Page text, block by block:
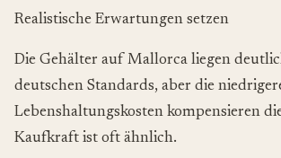
Realistische Erwartungen setzen
Die Gehälter auf Mallorca liegen
deutschen Standards, aber die
Lebenshaltungskosten kompensieren
Kaufkraft ist oft ähnlich.